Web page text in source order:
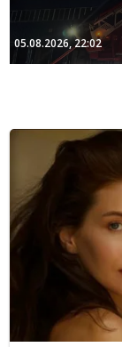
05.08.2026, 22:02